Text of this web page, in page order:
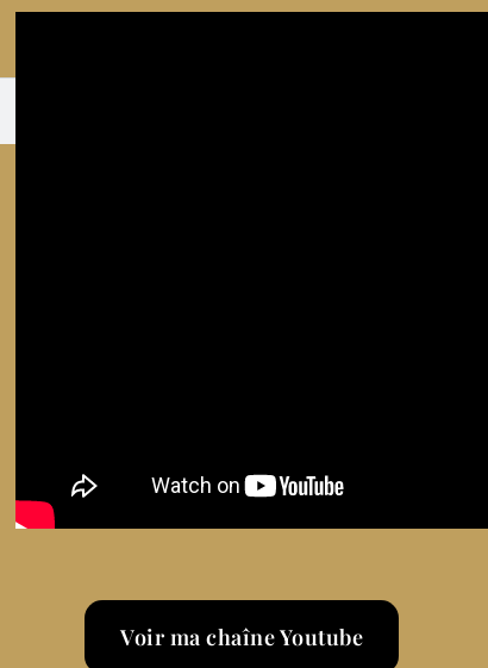
je me ravitaille en course à pied et à vélo
et Culoz (bike trip sans voiture)
solutions quand on fait un bonnet E
(et pourquoi je veux recommencer)
mon corps (mon témoignage après ma sleeve)
(sport, résistance à l’insuline & nutrition d’endurance)
Voir ma chaîne Youtube